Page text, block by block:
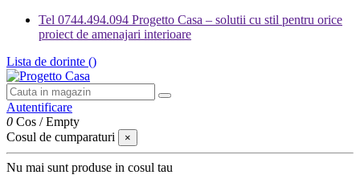
Tel 0744.494.094 Progetto Casa – solutii cu stil pentru orice
proiect de amenajari interioare
Lista de dorinte ()
Autentificare
0 Cos /Empty
Cosul de cumparaturi
×
Nu mai sunt produse in cosul tau